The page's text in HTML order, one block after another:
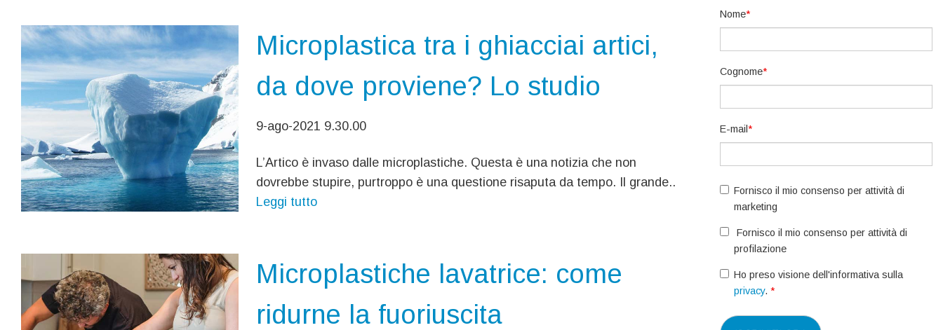
Microplastica tra i ghiacciai artici,
da dove proviene? Lo studio
9-ago-2021 9.30.00
L’Artico è invaso dalle microplastiche. Questa è una notizia che non
dovrebbe stupire, purtroppo è una questione risaputa da tempo. Il grande..
Leggi tutto
Microplastiche lavatrice: come
ridurne la fuoriuscita
Nome*
Cognome*
E-mail *
Fornisco il mio consenso per attività di
marketing
Fornisco il mio consenso per attività di
profilazione
Ho preso visione dell'informativa sulla
privacy. *